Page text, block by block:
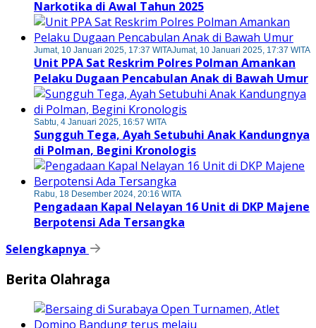
Narkotika di Awal Tahun 2025
Jumat, 10 Januari 2025, 17:37 WITAJumat, 10 Januari 2025, 17:37 WITA
Unit PPA Sat Reskrim Polres Polman Amankan
Pelaku Dugaan Pencabulan Anak di Bawah Umur
Sabtu, 4 Januari 2025, 16:57 WITA
Sungguh Tega, Ayah Setubuhi Anak Kandungnya
di Polman, Begini Kronologis
Rabu, 18 Desember 2024, 20:16 WITA
Pengadaan Kapal Nelayan 16 Unit di DKP Majene
Berpotensi Ada Tersangka
Selengkapnya
Berita Olahraga